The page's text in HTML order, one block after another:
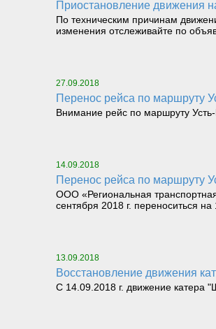
Приостановление
По техническим причинам
изменения отслеживайте по
27.09.2018
перенос рейса по маршруту
Внимание рейс по маршруту
14.09.2018
перенос рейса по маршруту
ООО «Региональная
сентября 2018 г. переноситься
13.09.2018
Восстановление движения
С 14.09.2018 г. движение катера